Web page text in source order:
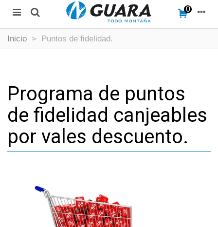
0
Inicio > Puntos de fidelidad.
Programa de puntos
de fidelidad canjeables
por vales descuento.